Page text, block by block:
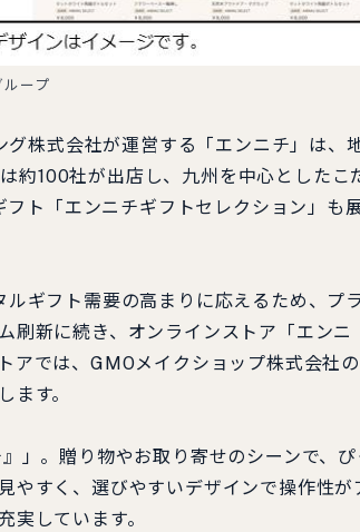
ープ
株式会社が運営する「エンニチ」は、
約100社が出店し、九州を中心としたこ
ト「エンニチギフトセレクション」も
ギフト需要の高まりに応えるため、プ
刷新に続き、オンラインストア「エンニ
アでは、GMOメイクショップ株式会社
ます。
」。贈り物やお取り寄せのシーンで、ぴ
やすく、選びやすいデザインで操作性が
実しています。